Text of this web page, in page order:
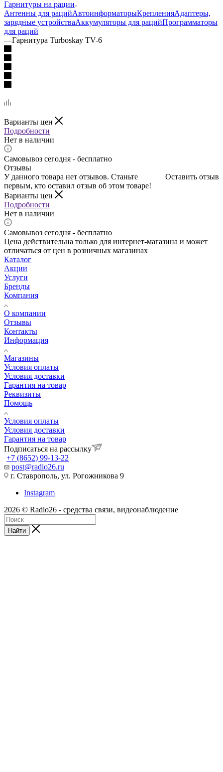
Гарнитуры на рации
Антенны для рацийАвтоинформаторыКрепленияАдаптеры,
зарядные устройстваАккумуляторы для рацийПрограмматоры
для раций
—Гарнитура Turboskay TV-6
Варианты цен
Подробности
Нет в наличии
Самовывоз сегодня - бесплатно
Отзывы
Оставить отзыв
У данного товара нет отзывов. Станьте
первым, кто оставил отзыв об этом товаре!
Варианты цен
Подробности
Нет в наличии
Самовывоз сегодня - бесплатно
Цена действительна только для интернет-магазина и может
отличаться от цен в розничных магазинах
Каталог
Акции
Услуги
Бренды
Компания
О компании
Отзывы
Контакты
Информация
Магазины
Условия оплаты
Условия доставки
Гарантия на товар
Реквизиты
Помощь
Условия оплаты
Условия доставки
Гарантия на товар
Подписаться на рассылку
+7 (8652) 99-13-22
post@radio26.ru
г. Ставрополь, ул. Рогожникова 9
Instagram
2026 © Radio26 - средства связи, видеонаблюдение
Найти